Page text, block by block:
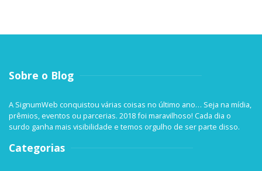
Sobre o Blog
A SignumWeb conquistou várias coisas no último ano… Seja na mídia,
prêmios, eventos ou parcerias. 2018 foi maravilhoso! Cada dia o
surdo ganha mais visibilidade e temos orgulho de ser parte disso.
Categorias